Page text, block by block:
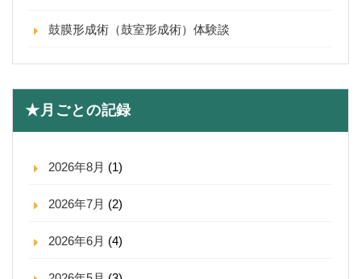
鼓膜形成術（鼓室形成術）体験談
★月ごとの記録
2026年8月 (1)
2026年7月 (2)
2026年6月 (4)